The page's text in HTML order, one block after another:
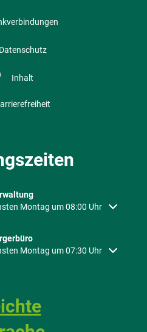
Datenschutz
Inhalt
oder Schließzeiten auszublenden
Montag um 08:00 Uhr
oder Schließzeiten auszublenden
Montag um 07:30 Uhr